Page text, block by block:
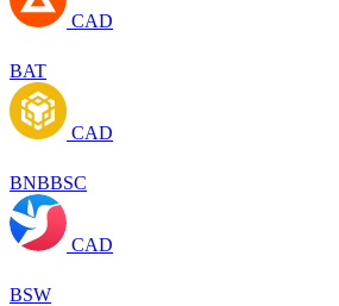
CAD
BAT
CAD
BNBBSC
CAD
BSW